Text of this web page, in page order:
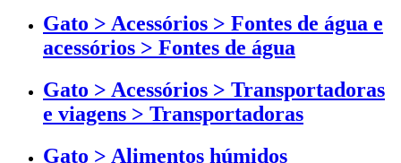
Gato > Acessórios > Fontes de água e
acessórios > Fontes de água
Gato > Acessórios > Transportadoras
e viagens > Transportadoras
Gato > Alimentos húmidos